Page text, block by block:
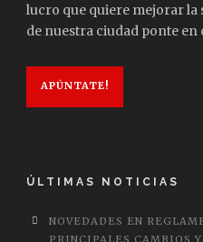
lucro que quiere mejorar la
de nuestra ciudad ponte
APÚNTATE!
ÚLTIMAS NOTICIAS
NOVEDADES EN
PRINCIPALES CAMBIOS